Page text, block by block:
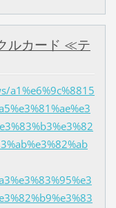
ルカード ≪テ
a1%e6%9c%8815